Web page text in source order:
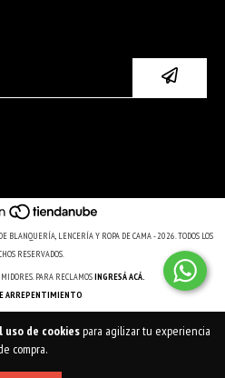
uso de cookiespara agilizar tu experiencia
compra.
BLANQUERÍA, LENCERÍA Y ROPA DE CAMA - 2026. TODOS LOS
RESERVADOS.
PARA RECLAMOSINGRESÁ ACÁ.
ARREPENTIMIENTO